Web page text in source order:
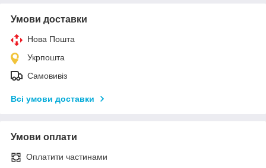
Умови доставки
Нова Пошта
Укрпошта
Самовивіз
Всі умови доставки
Умови оплати
Оплатити частинами